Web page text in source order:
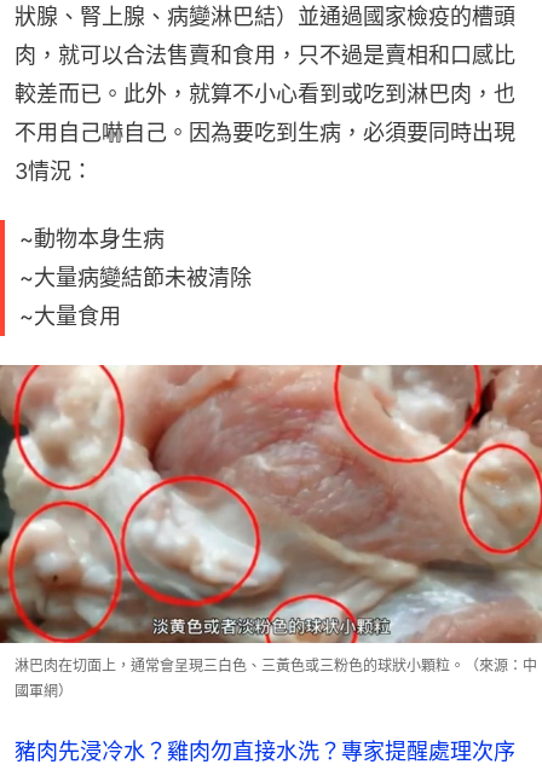
狀腺、腎上腺、病變淋巴結）並通過國家檢疫的槽頭
肉，就可以合法售賣和食用，只不過是賣相和口感比
較差而已。此外，就算不小心看到或吃到淋巴肉，也
不用自己嚇自己。因為要吃到生病，必須要同時出現
3情況：
~動物本身生病
~大量病變結節未被清除
~大量食用
淋巴肉在切面上，通常會呈現三白色、三黃色或三粉色的球狀小顆粒。（來源：中
國軍網）
豬肉先浸冷水？雞肉勿直接水洗？專家提醒處理次序